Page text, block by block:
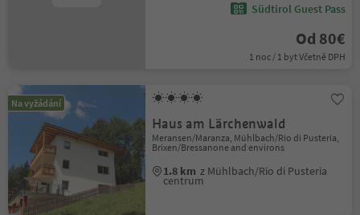
Südtirol Guest Pass
Od 80€
1 noc / 1 byt Včetně DPH
Na vyžádání
Haus am Lärchenwald
Meransen/Maranza, Mühlbach/Rio di Pusteria,
Brixen/Bressanone and environs
1.8 km z Mühlbach/Rio di Pusteria
centrum